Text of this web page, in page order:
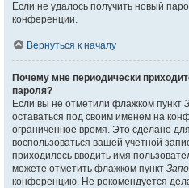
Если не удалось получить новый
конференции.
Вернуться к началу
Почему мне периодически
пароля?
Если вы не отметили флажком пункт
оставаться под своим именем на
ограниченное время. Это сделано
воспользоваться вашей учётной
приходилось вводить имя
можете отметить флажком пункт
конференцию. Не рекомендуется